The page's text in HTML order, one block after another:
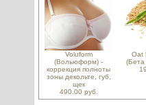
Voluform
(Вольюформ) -
коррекция полноты
зоны декольте, губ,
щек
490.00 руб.
Oat
(Бета